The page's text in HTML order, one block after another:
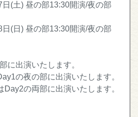
(土) 昼の部13:30開演/夜の部
(日) 昼の部13:30開演/夜の部
に出演いたします。
の夜の部に出演いたします。
Day2の両部に出演いたします。